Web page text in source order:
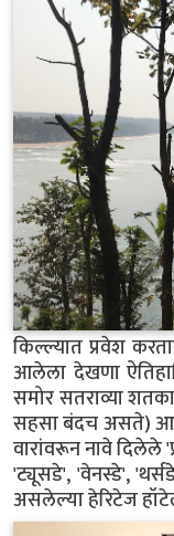
किल्ल्यात प्रवेश
आलेला देखणा
समोर सतराव्या
सहसा बंदच असते)
वारांवरून नावे
'ट्यूसडे', 'वेनस्डे',
असलेल्या हेरिटेज